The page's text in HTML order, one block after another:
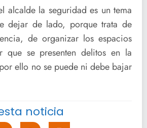
alcalde la seguridad es un tema
dejar de lado, porque trata de
de organizar los espacios
que se presenten delitos en la
ello no se puede ni debe bajar
noticia